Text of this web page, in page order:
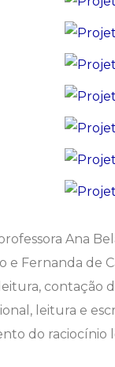
Ana
e Fernanda de
contação
leitura e
do raciocínio